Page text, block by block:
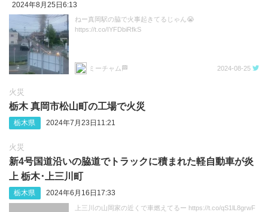
2024年8月25日6:13
ねー真岡駅の脇で火事起きてるじゃん😭
https://t.co/IYFDbiRfkS
ミーチャム🏁 2024-08-25
火災
栃木 真岡市松山町の工場で火災
栃木県 2024年7月23日11:21
火災
新4号国道沿いの脇道でトラックに積まれた軽自動車が炎
上 栃木･上三川町
栃木県 2024年6月16日17:33
上三川の山岡家の近くで車燃えてるー https://t.co/qS1lL8grwF